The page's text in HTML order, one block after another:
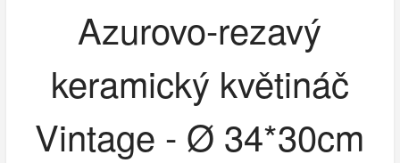
Azurovo-rezavý
keramický květináč
Vintage - Ø 34*30cm